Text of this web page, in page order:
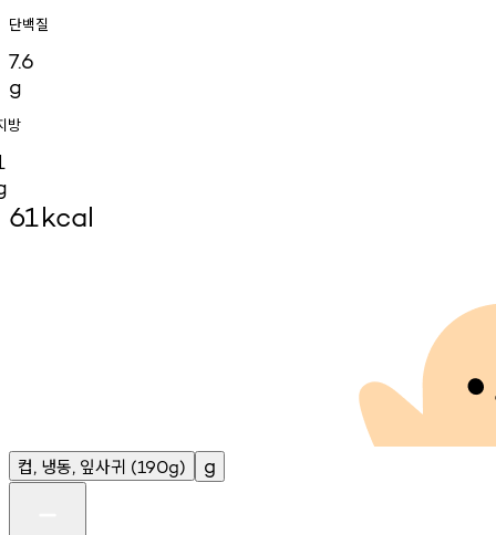
단백질
7.6
g
방
61kcal
컵, 냉동, 잎사귀 (190g) g